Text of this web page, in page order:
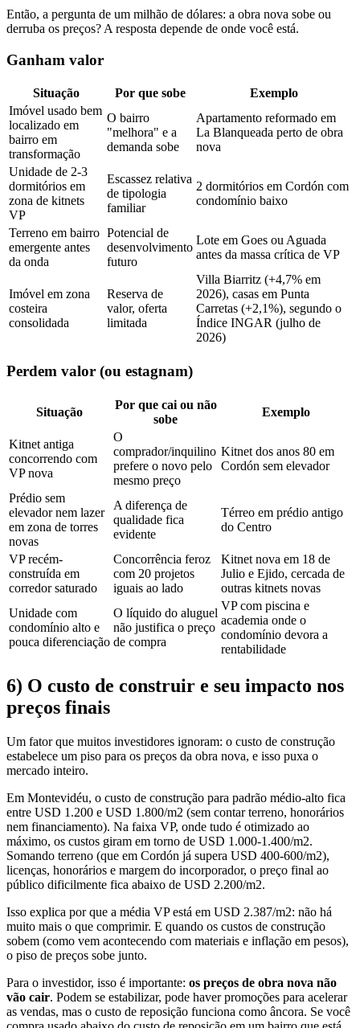
Então, a pergunta de um milhão de dólares: a obra nova sobe ou
derruba os preços? A resposta depende de onde você está.
Ganham valor
Situação Por que sobe
Exemplo
Imóvel usado bem
localizado em
bairro em
transformação
O bairro
"melhora" e a
demanda sobe
Apartamento reformado em
La Blanqueada perto de obra
nova
Unidade de 2-3
dormitórios em
zona de kitnets
VP
Escassez relativa
de tipologia
familiar
2 dormitórios em Cordón com
condomínio baixo
Terreno em bairro
emergente antes
da onda
Potencial de
desenvolvimento
futuro
Lote em Goes ou Aguada
antes da massa crítica de VP
Imóvel em zona
costeira
consolidada
Reserva de
valor, oferta
limitada
Villa Biarritz (+4,7% em
2026), casas em Punta
Carretas (+2,1%), segundo o
Índice INGAR (julho de
2026)
Perdem valor (ou estagnam)
Situação
Por que cai ou não
sobe
Exemplo
Kitnet antiga
concorrendo com
VP nova
O
comprador/inquilino
prefere o novo pelo
mesmo preço
Kitnet dos anos 80 em
Cordón sem elevador
Prédio sem
elevador nem lazer
em zona de torres
novas
A diferença de
qualidade fica
evidente
Térreo em prédio antigo
do Centro
VP recém-
construída em
corredor saturado
Concorrência feroz
com 20 projetos
iguais ao lado
Kitnet nova em 18 de
Julio e Ejido, cercada de
outras kitnets novas
Unidade com
condomínio alto e
pouca diferenciação
O líquido do aluguel
não justifica o preço
de compra
VP com piscina e
academia onde o
condomínio devora a
rentabilidade
6) O custo de construir e seu impacto nos
preços finais
Um fator que muitos investidores ignoram: o custo de construção
estabelece um piso para os preços da obra nova, e isso puxa o
mercado inteiro.
Em Montevidéu, o custo de construção para padrão médio-alto fica
entre USD 1.200 e USD 1.800/m2 (sem contar terreno, honorários
nem financiamento). Na faixa VP, onde tudo é otimizado ao
máximo, os custos giram em torno de USD 1.000-1.400/m2.
Somando terreno (que em Cordón já supera USD 400-600/m2),
licenças, honorários e margem do incorporador, o preço final ao
público dificilmente fica abaixo de USD 2.200/m2.
Isso explica por que a média VP está em USD 2.387/m2: não há
muito mais o que comprimir. E quando os custos de construção
sobem (como vem acontecendo com materiais e inflação em pesos),
o piso de preços sobe junto.
Para o investidor, isso é importante: os preços de obra nova não
vão cair. Podem se estabilizar, pode haver promoções para acelerar
as vendas, mas o custo de reposição funciona como âncora. Se você